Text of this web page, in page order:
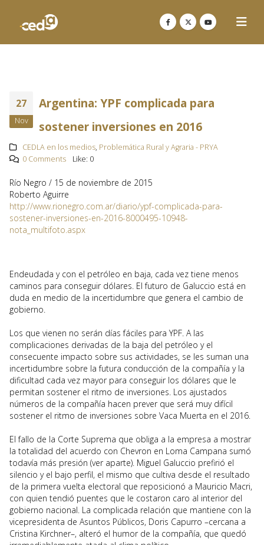
27
Nov
Argentina: YPF complicada para
sostener inversiones en 2016
CEDLA en los medios, Problemática Rural y Agraria - PRYA
0 Comments
Like: 0
Río Negro / 15 de noviembre de 2015
Roberto Aguirre
http://www.rionegro.com.ar/diario/ypf-complicada-para-
sostener-inversiones-en-2016-8000495-10948-
nota_multifoto.aspx
Endeudada y con el petróleo en baja, cada vez tiene menos
caminos para conseguir dólares. El futuro de Galuccio está en
duda en medio de la incertidumbre que genera el cambio de
gobierno.
Los que vienen no serán días fáciles para YPF. A las
complicaciones derivadas de la baja del petróleo y el
consecuente impacto sobre sus actividades, se les suman una
incertidumbre sobre la futura conducción de la compañía y la
dificultad cada vez mayor para conseguir los dólares que le
permitan sostener el ritmo de inversiones. Los ajustados
números de la compañía hacen prever que será muy difícil
sostener el ritmo de inversiones sobre Vaca Muerta en el 2016.
El fallo de la Corte Suprema que obliga a la empresa a mostrar
la totalidad del acuerdo con Chevron en Loma Campana sumó
todavía más presión (ver aparte). Miguel Galuccio prefirió el
silencio y el bajo perfil, el mismo que cultiva desde el resultado
de la primera vuelta electoral que reposicionó a Mauricio Macri,
con quien tendió puentes que le costaron caro al interior del
gobierno nacional. La complicada relación que mantiene con la
vicepresidenta de Asuntos Públicos, Doris Capurro –cercana a
Cristina Kirchner–, alteró el humor de la compañía, que quedó